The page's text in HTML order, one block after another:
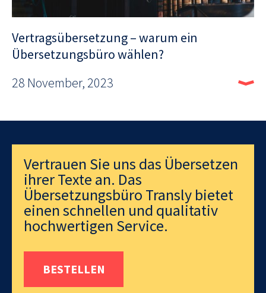
Vertragsübersetzung – warum ein
Übersetzungsbüro wählen?
28 November, 2023
Vertrauen Sie uns das Übersetzen
ihrer Texte an. Das
Übersetzungsbüro Transly bietet
einen schnellen und qualitativ
hochwertigen Service.
BESTELLEN